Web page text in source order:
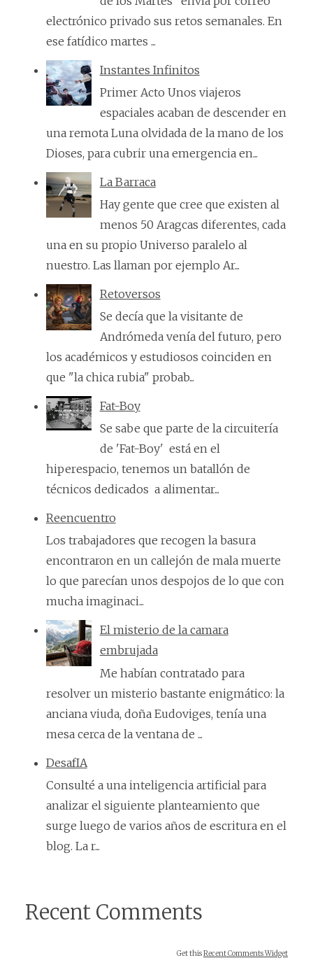
electrónico privado sus retos semanales. En
ese fatídico martes ...
Instantes Infinitos
Primer Acto Unos viajeros
espaciales acaban de descender en
una remota Luna olvidada de la mano de los
Dioses, para cubrir una emergencia en...
La Barraca
Hay gente que cree que existen al
menos 50 Aragcas diferentes, cada
una en su propio Universo paralelo al
nuestro. Las llaman por ejemplo Ar...
Retoversos
Se decía que la visitante de
Andrómeda venía del futuro, pero
los académicos y estudiosos coinciden en
que "la chica rubia" probab...
Fat-Boy
Se sabe que parte de la circuitería
de 'Fat-Boy' está en el
hiperespacio, tenemos un batallón de
técnicos dedicados a alimentar...
Reencuentro
Los trabajadores que recogen la basura
encontraron en un callejón de mala muerte
lo que parecían unos despojos de lo que con
mucha imaginaci...
El misterio de la camara
embrujada
Me habían contratado para
resolver un misterio bastante enigmático: la
anciana viuda, doña Eudoviges, tenía una
mesa cerca de la ventana de ...
DesafIA
Consulté a una inteligencia artificial para
analizar el siguiente planteamiento que
surge luego de varios años de escritura en el
blog. La r...
Recent Comments
Get thisRecent Comments Widget